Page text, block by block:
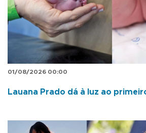
01/08/2026 00:00
Lauana Prado dá à luz ao